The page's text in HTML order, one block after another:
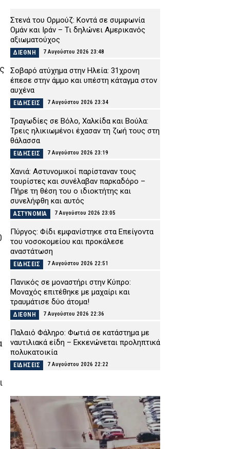
Στενά του Ορμούζ: Κοντά σε συμφωνία
Ομάν και Ιράν – Τι δηλώνει Αμερικανός
αξιωματούχος
ΔΙΕΘΝΗ 7 Αυγούστου 2026 23:48
Σοβαρό ατύχημα στην Ηλεία: 31χρονη
έπεσε στην άμμο και υπέστη κάταγμα στον
αυχένα
ΕΙΔΗΣΕΙΣ 7 Αυγούστου 2026 23:34
Τραγωδίες σε Βόλο, Χαλκίδα και Βούλα:
Τρεις ηλικιωμένοι έχασαν τη ζωή τους στη
θάλασσα
ΕΙΔΗΣΕΙΣ 7 Αυγούστου 2026 23:19
Χανιά: Αστυνομικοί παρίσταναν τους
τουρίστες και συνέλαβαν παρκαδόρο –
Πήρε τη θέση του ο ιδιοκτήτης και
συνελήφθη και αυτός
ΑΣΤΥΝΟΜΙΑ 7 Αυγούστου 2026 23:05
Πύργος: Φίδι εμφανίστηκε στα Επείγοντα
του νοσοκομείου και προκάλεσε
αναστάτωση
ΕΙΔΗΣΕΙΣ 7 Αυγούστου 2026 22:51
Πανικός σε μοναστήρι στην Κύπρο:
Μοναχός επιτέθηκε με μαχαίρι και
τραυμάτισε δύο άτομα!
ΔΙΕΘΝΗ 7 Αυγούστου 2026 22:36
Παλαιό Φάληρο: Φωτιά σε κατάστημα με
ναυτιλιακά είδη – Εκκενώνεται προληπτικά
πολυκατοικία
ΕΙΔΗΣΕΙΣ 7 Αυγούστου 2026 22:22
Καταδικάστηκε σε φυλάκιση
ΔΙΚΑΙΟΣΥΝΗ 7 Αυγούστου 2026 22:07
Σκιάθος: «Με ξυλοκόπησαν και με άφησαν
αιμόφυρτο στο δρόμο» – Άγριος καβγάς με